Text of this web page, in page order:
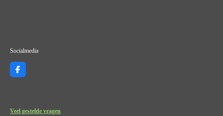
Socialmedia
F
a
o
Veel gestelde vragen